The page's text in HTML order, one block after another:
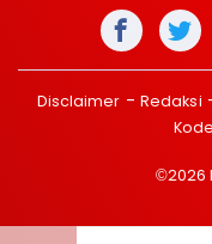
Disclaimer Redaksi
©2026